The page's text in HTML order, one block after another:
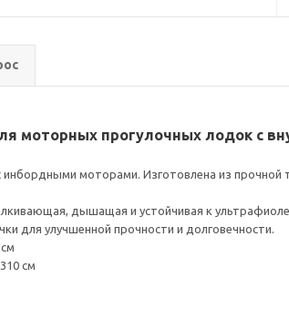
моторных прогулочных лодок с
моторами. Изготовлена из
дышащая и устойчивая к
для улучшенной прочности и долговечности.
310 см